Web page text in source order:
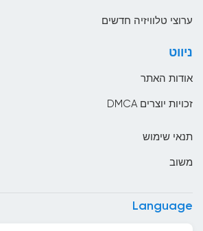
בלארוס
ערוצי טלוויזיה חדשים
ניווט
אודות האתר
זכויות יוצרים DMCA
תנאי שימוש
משוב
Language